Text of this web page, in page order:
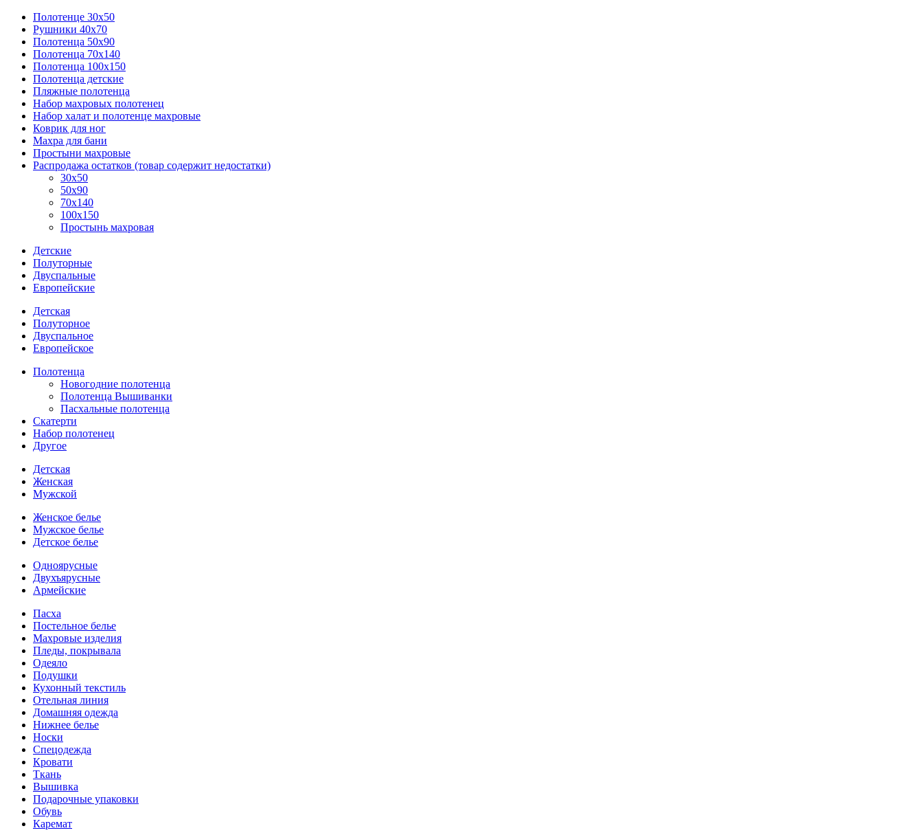
Полотенце 30х50
Рушники 40х70
Полотенца 50х90
Полотенца 70х140
Полотенца 100х150
Полотенца детские
Пляжные полотенца
Набор махровых полотенец
Набор халат и полотенце махровые
Коврик для ног
Махра для бани
Простыни махровые
Распродажа остатков (товар содержит недостатки)
30х50
50х90
70х140
100х150
Простынь махровая
Детские
Полуторные
Двуспальные
Европейские
Детская
Полуторное
Двуспальное
Европейское
Полотенца
Новогодние полотенца
Полотенца Вышиванки
Пасхальные полотенца
Скатерти
Набор полотенец
Другое
Детская
Женская
Мужской
Женское белье
Мужское белье
Детское белье
Одноярусные
Двухъярусные
Армейские
Пасха
Постельное белье
Махровые изделия
Пледы, покрывала
Одеяло
Подушки
Кухонный текстиль
Отельная линия
Домашняя одежда
Нижнее белье
Носки
Спецодежда
Кровати
Ткань
Вышивка
Подарочные упаковки
Обувь
Каремат